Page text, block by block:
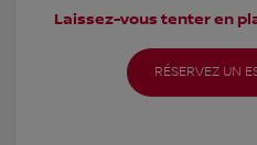
Laissez-vous tenter en
RÉSERVEZ UN